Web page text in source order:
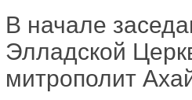
В начале
Элладской
митрополит